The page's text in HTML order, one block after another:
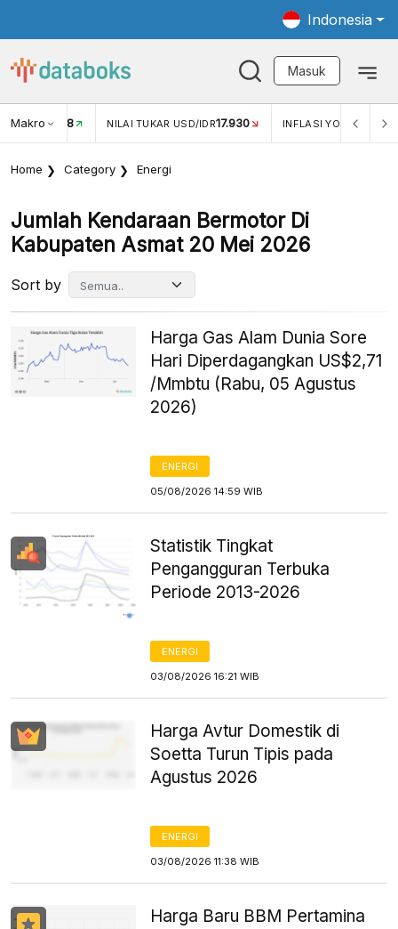
Indonesia
Masuk
Makro
USD/IDR 17.930 INFLASI YOY (JUL)2,88% INFLASI MOM (JUL)
Home Category Energi
Jumlah Kendaraan Bermotor Di
Kabupaten Asmat 20 Mei 2026
Sort by
Harga Gas Alam Dunia Sore
Hari Diperdagangkan US$2,71
/Mmbtu (Rabu, 05 Agustus
2026)
ENERGI
05/08/2026 14:59 WIB
Statistik Tingkat
Pengangguran Terbuka
Periode 2013-2026
ENERGI
03/08/2026 16:21 WIB
Harga Avtur Domestik di
Soetta Turun Tipis pada
Agustus 2026
ENERGI
03/08/2026 11:38 WIB
Harga Baru BBM Pertamina